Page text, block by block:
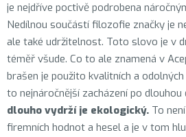
Kontakt Servisní a výdejní místa
Moje objednávka
je nejdříve poctivě podrobena
Nedílnou součástí filozofie značky je
ale také udržitelnost. Toto slovo je v
téměř všude. Co to ale znamená v
brašen je použito kvalitních a
to nejnáročnější zacházení po dlouhou
dlouho vydrží je ekologický. To
firemních hodnot a hesel a je v tom